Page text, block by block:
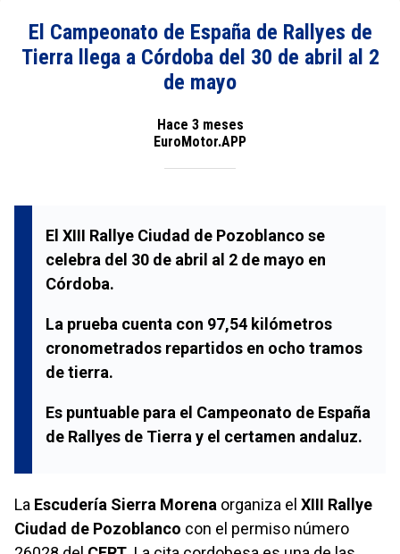
El Campeonato de España de Rallyes de
Tierra llega a Córdoba del 30 de abril al 2
de mayo
Hace 3 meses
EuroMotor.APP
El XIII Rallye Ciudad de Pozoblanco se
celebra del 30 de abril al 2 de mayo en
Córdoba.
La prueba cuenta con 97,54 kilómetros
cronometrados repartidos en ocho tramos
de tierra.
Es puntuable para el Campeonato de España
de Rallyes de Tierra y el certamen andaluz.
La Escudería Sierra Morena organiza el XIII Rallye
Ciudad de Pozoblanco con el permiso número